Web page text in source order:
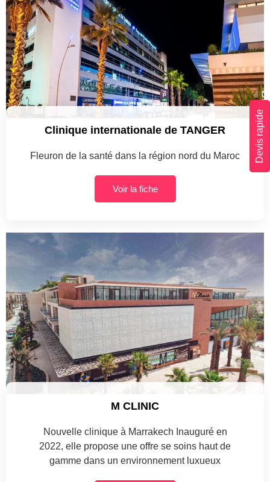
Clinique internationale de TANGER
Fleuron de la santé dans la région nord du Maroc
Voir la fiche
M CLINIC
Nouvelle clinique à Marrakech Inauguré en
2022, elle propose une offre se soins haut de
gamme dans un environnement luxueux
Devis rapide